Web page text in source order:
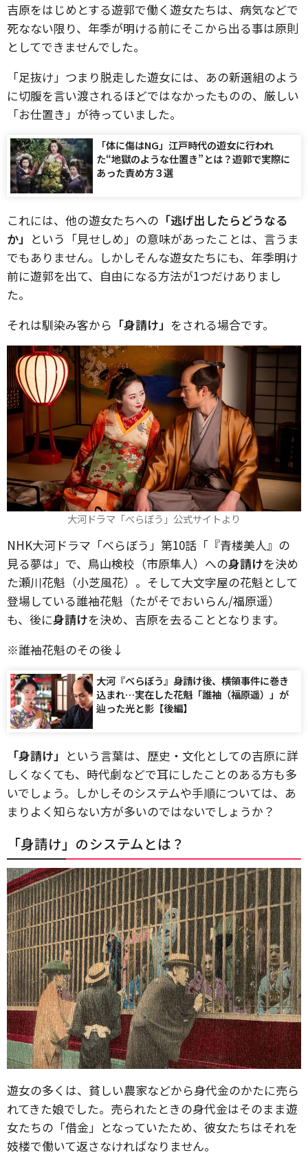
吉原をはじめとする遊郭で働く遊女たちは、病気などで
死なない限り、年季が明ける前にそこから出る事は原則
としてできませんでした。
「足抜け」つまり脱走した遊女には、あの新選組のよう
に切腹を言い渡されるほどではなかったものの、厳しい
「お仕置き」が待っていました。
「体に傷はNG」江戸時代の遊女に行われ
た“地獄のような仕置き”とは？遊郭で実際に
あった責め方３選
これには、他の遊女たちへの 「逃げ出したらどうなる
か」 という「見せしめ」の意味があったことは、言うま
でもありません。しかしそんな遊女たちにも、年季明け
前に遊郭を出て、自由になる方法が1つだけありまし
た。
それは馴染み客から 「身請け」 をされる場合です。
大河ドラマ「べらぼう」公式サイトより
NHK大河ドラマ「べらぼう」第10話「『青楼美人』の
見る夢は」で、鳥山検校（市原隼人）への身請けを決め
た瀬川花魁（小芝風花）。そして大文字屋の花魁として
登場している誰袖花魁（たがそでおいらん/福原遥）
も、後に身請けを決め、吉原を去ることとなります。
※誰袖花魁のその後↓
大河『べらぼう』身請け後、横領事件に巻き
込まれ…実在した花魁「誰袖（福原遥）」が
辿った光と影【後編】
「身請け」 という言葉は、歴史・文化としての吉原に詳
しくなくても、時代劇などで耳にしたことのある方も多
いでしょう。しかしそのシステムや手順については、あ
まりよく知らない方が多いのではないでしょうか？
「身請け」のシステムとは？
遊女の多くは、貧しい農家などから身代金のかたに売ら
れてきた娘でした。売られたときの身代金はそのまま遊
女たちの「借金」となっていたため、彼女たちはそれを
妓楼で働いて返さなければなりません。